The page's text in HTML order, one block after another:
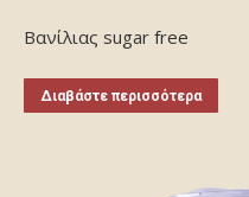
Βανίλιας sugar free
Διαβάστε περισσότερα